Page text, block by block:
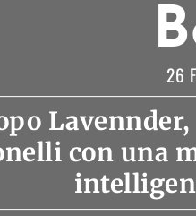
26
con una